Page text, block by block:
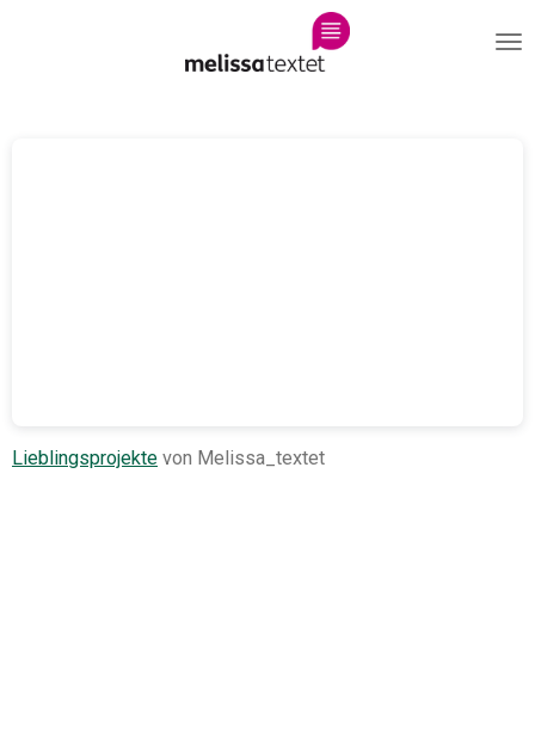
Lieblingsprojekte von Melissa_textet